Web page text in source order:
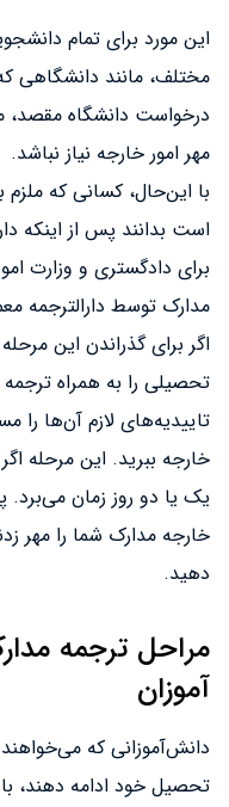
این مورد برای تمام
مختلف، مانند دانشگاهی
درخواست دانشگاه مقصد،
مهر امور خارجه نیاز نباشد.
با این‌حال، کسانی که
است بدانند پس از اینکه
برای دادگستری و وزارت
مدارک توسط دارالترجمه معمولا حدود ۲
اگر برای گذراندن این
تحصیلی را به همراه ترجمه
تاییدیه‌های لازم آن‌ها را
خارجه ببرید. این مرحله
یک یا دو روز زمان می‌برد.
خارجه مدارک شما را مهر
دهید.
مراحل ترجمه
آموزان
دانش‌آموزانی که
تحصیل خود ادامه دهند،